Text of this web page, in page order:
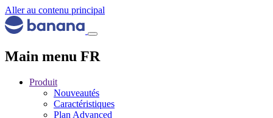
Aller au contenu principal
Main menu FR
Produit
Nouveautés
Caractéristiques
Plan Advanced